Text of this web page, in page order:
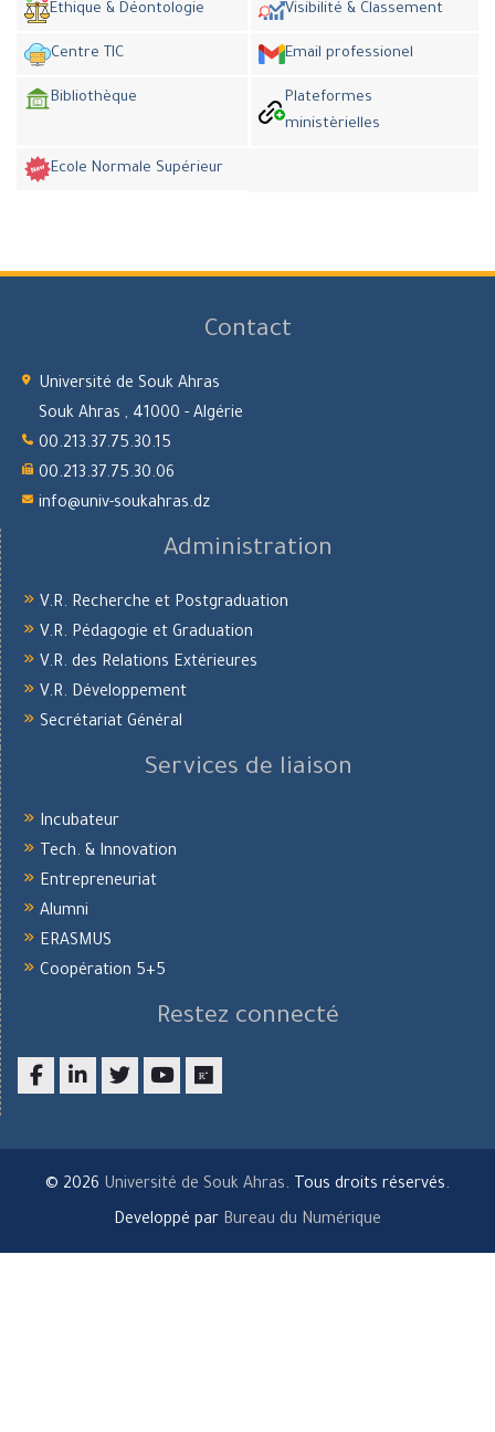
Ethique & Déontologie Visibilité & Classement
Centre TIC Email professionel
Bibliothèque
Plateformes
ministèrielles
Ecole Normale Supérieur
Contact
Université de Souk Ahras
Souk Ahras , 41000 - Algérie
00.213.37.75.30.15
00.213.37.75.30.06
info@univ-soukahras.dz
Administration
V.R. Recherche et Postgraduation
V.R. Pédagogie et Graduation
V.R. des Relations Extérieures
V.R. Développement
Secrétariat Général
Services de liaison
Incubateur
Tech. & Innovation
Entrepreneuriat
Alumni
ERASMUS
Coopération 5+5
Restez connecté
© 2026 Université de Souk Ahras. Tous droits réservés.
Developpé par Bureau du Numérique